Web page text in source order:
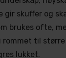
gir skuffer og
brukes ofte,
til
lukket.